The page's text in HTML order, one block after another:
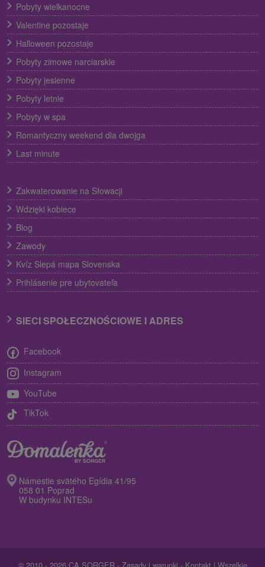
Pobyty wielkanocne
Valentine pozostaje
Halloween pozostaje
Pobyty zimowe narciarskie
Pobyty jesienne
Pobyty letnie
Pobyty w spa
Romantyczny weekend dla dwojga
Last minute
Zakwaterowanie na Słowacji
Wdzięki kobiece
Blog
Zawody
Kvíz Slepá mapa Slovenska
Prihlásenie pre ubytovateľa
SIECI SPOŁECZNOŚCIOWE I ADRES
Facebook
Instagram
YouTube
TikTok
Námestie svätého Egídia 41/95
058 01 Poprad
W budynku INTESu